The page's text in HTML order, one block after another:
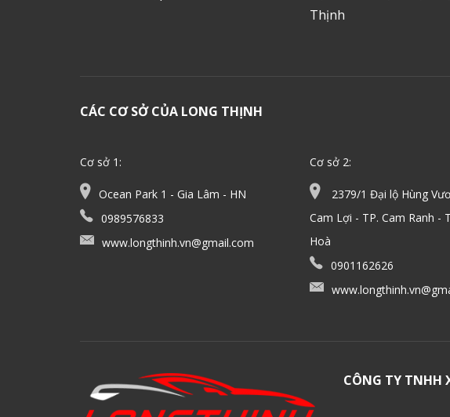
Thịnh
CÁC CƠ SỞ CỦA LONG THỊNH
Cơ sở 1:
Ocean Park 1 - Gia Lâm - HN
0989576833
www.longthinh.vn@gmail.com
Cơ sở 2:
2379/1 Đại lộ Hùng
Cam Lợi - TP. Cam Ranh -
Hoà
0901162626
CÔNG TY TNHH